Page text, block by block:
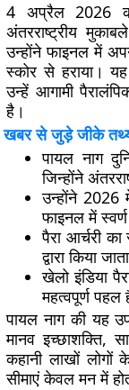
4 अप्रैल 2026
अंतरराष्ट्रीय
उन्होंने फाइनल में
स्कोर से हराया।
उन्हें आगामी
है।
खबर से जुड़े जीके
पायल नाग
जिन्होंने
उन्होंने 2026
फाइनल में
पैरा आर्चरी
द्वारा किया
खेलो इंडिया
महत्वपूर्ण पहल
पायल नाग की यह
मानव
कहानी लाखों
सीमाएं केवल मन में